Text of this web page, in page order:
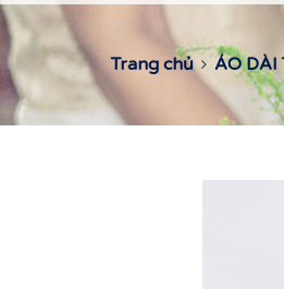
Trang chủ ÁO DÀI